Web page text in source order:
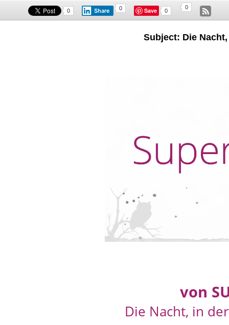
0 Share 0 Save 0
0
Subject: Die
von
Die Nacht, in